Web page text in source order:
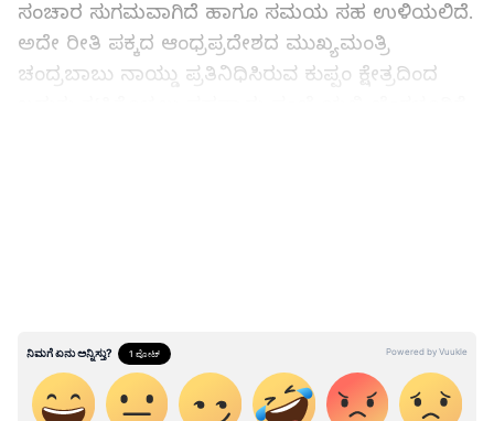
ಸಂಚಾರ ಸುಗಮವಾಗಿದೆ ಹಾಗೂ ಸಮಯ ಸಹ ಉಳಿಯಲಿದೆ.
ಅದೇ ರೀತಿ ಪಕ್ಕದ ಆಂಧ್ರಪ್ರದೇಶದ ಮುಖ್ಯಮಂತ್ರಿ
ಚಂದ್ರಬಾಬು ನಾಯ್ಡು ಪ್ರತಿನಿಧಿಸಿರುವ ಕುಪ್ಪಂ ಕ್ಷೇತ್ರದಿಂದ
ಮೂಲಕ ಹೋಗಬೇಕು. ಇದು ತುಂಬಾ
ದೂರವಾಗಿರುವುದರಿಂದ ತಮ್ಮ ಕ್ಷೇತ್ರದ ಜನರಿಗೆ ಅನುಕೂಲ